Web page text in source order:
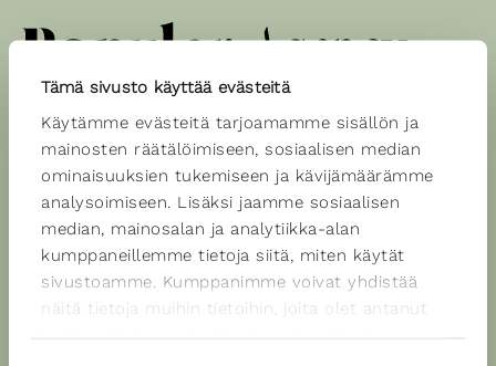
Tämä sivusto käyttää evästeitä
Käytämme evästeitä tarjoamamme sisällön ja
mainosten räätälöimiseen, sosiaalisen median
ominaisuuksien tukemiseen ja kävijämäärämme
analysoimiseen. Lisäksi jaamme sosiaalisen
median, mainosalan ja analytiikka-alan
kumppaneillemme tietoja siitä, miten käytät
sivustoamme. Kumppanimme voivat yhdistää
näitä tietoja muihin tietoihin, joita olet antanut
Spiikkerit
Eino Heiskanen
Äänen väri: tumma
Kielet: suomi